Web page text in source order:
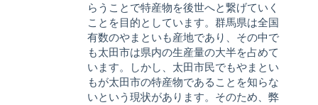
らうことで特産物を後世へと繋げていく
ことを目的としています。群馬県は全国
有数のやまといも産地であり、その中で
も太田市は県内の生産量の大半を占めて
います。しかし、太田市民でもやまとい
もが太田市の特産物であることを知らな
いという現状があります。そのため、弊